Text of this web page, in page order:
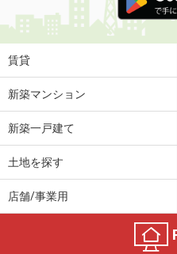
賃貸
新築マンション
新築一戸建て
土地を探す
店舗/事業用